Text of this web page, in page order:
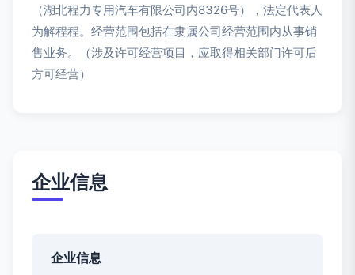
（湖北程力专用汽车有限公司内8326号），法定代表人
为解程程。经营范围包括在隶属公司经营范围内从事销
售业务。（涉及许可经营项目，应取得相关部门许可后
方可经营）
企业信息
企业信息